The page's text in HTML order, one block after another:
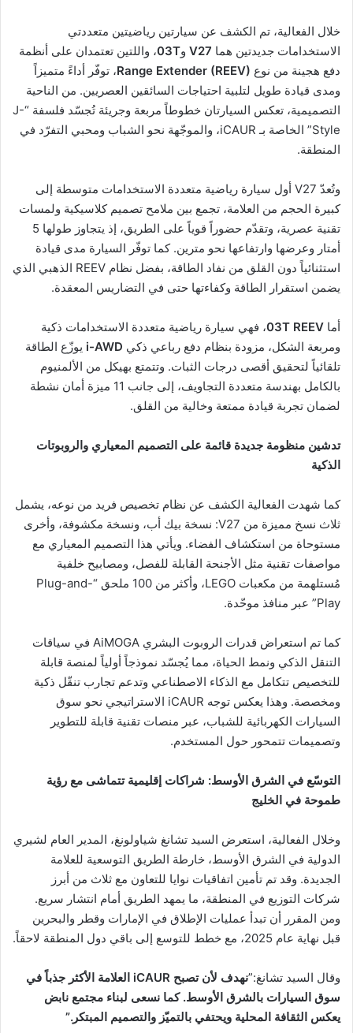
خلال الفعالية، تم الكشف عن سيارتين رياضيتين متعددتي
الاستخدامات جديدتين هما V27 و03T، واللتين تعتمدان على أنظمة
دفع هجينة من نوع Range Extender (REEV)، توفّر أداءً متميزاً
ومدى قيادة طويل لتلبية احتياجات السائقين العصريين. من الناحية
التصميمية، تعكس السيارتان خطوطاً مربعة وجريئة تُجسّد فلسفة “J-
Style” الخاصة بـ iCAUR، والموجّهة نحو الشباب ومحبي التفرّد في
المنطقة.
وتُعدّ V27 أول سيارة رياضية متعددة الاستخدامات متوسطة إلى
كبيرة الحجم من العلامة، تجمع بين ملامح تصميم كلاسيكية ولمسات
تقنية عصرية، وتقدّم حضوراً قوياً على الطريق، إذ يتجاوز طولها 5
أمتار وعرضها وارتفاعها نحو مترين. كما توفّر السيارة مدى قيادة
استثنائياً دون القلق من نفاد الطاقة، بفضل نظام REEV الذهبي الذي
يضمن استقرار الطاقة وكفاءتها حتى في التضاريس المعقدة.
أما 03T REEV، فهي سيارة رياضية متعددة الاستخدامات ذكية
ومربعة الشكل، مزودة بنظام دفع رباعي ذكي i-AWD يوزّع الطاقة
تلقائياً لتحقيق أقصى درجات الثبات. وتتمتع بهيكل من الألمنيوم
بالكامل بهندسة متعددة التجاويف، إلى جانب 11 ميزة أمان نشطة
لضمان تجربة قيادة ممتعة وخالية من القلق.
تدشين منظومة جديدة قائمة على التصميم المعياري والروبوتات
الذكية
كما شهدت الفعالية الكشف عن نظام تخصيص فريد من نوعه، يشمل
ثلاث نسخ مميزة من V27: نسخة بيك أب، ونسخة مكشوفة، وأخرى
مستوحاة من استكشاف الفضاء. ويأتي هذا التصميم المعياري مع
مواصفات تقنية مثل الأجنحة القابلة للفصل، ومصابيح خلفية
مُستلهمة من مكعبات LEGO، وأكثر من 100 ملحق “Plug-and-
Play” عبر منافذ موحّدة.
كما تم استعراض قدرات الروبوت البشري AiMOGA في سياقات
التنقل الذكي ونمط الحياة، مما يُجسّد نموذجاً أولياً لمنصة قابلة
للتخصيص تتكامل مع الذكاء الاصطناعي وتدعم تجارب تنقّل ذكية
ومخصصة. وهذا يعكس توجه iCAUR الاستراتيجي نحو سوق
السيارات الكهربائية للشباب، عبر منصات تقنية قابلة للتطوير
وتصميمات تتمحور حول المستخدم.
التوسّع في الشرق الأوسط: شراكات إقليمية تتماشى مع رؤية
طموحة في الخليج
وخلال الفعالية، استعرض السيد تشانغ شياولونغ، المدير العام لشيري
الدولية في الشرق الأوسط، خارطة الطريق التوسعية للعلامة
الجديدة. وقد تم تأمين اتفاقيات نوايا للتعاون مع ثلاث من أبرز
شركات التوزيع في المنطقة، ما يمهد الطريق أمام انتشار سريع.
ومن المقرر أن تبدأ عمليات الإطلاق في الإمارات وقطر والبحرين
قبل نهاية عام 2025، مع خطط للتوسع إلى باقي دول المنطقة لاحقاً.
وقال السيد تشانغ:”نهدف لأن تصبح
العلامة الأكثر جذباً في
سوق السيارات بالشرق الأوسط. كما نسعى لبناء مجتمع نابض
يعكس الثقافة المحلية ويحتفي بالتميّز والتصميم المبتكر.”